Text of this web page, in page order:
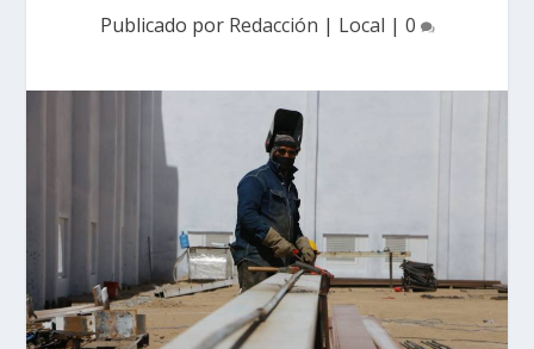
Publicado por Redacción | Local | 0